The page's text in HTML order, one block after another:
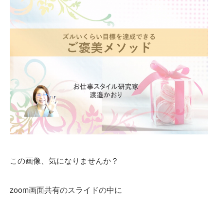
この画像、気になりませんか？
zoom画面共有のスライドの中に